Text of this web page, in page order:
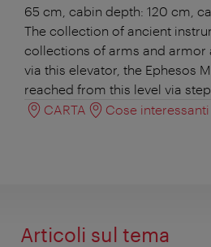
65 cm, cabin depth: 120 cm,
The collection of ancient
collections of arms and armor
via this elevator, the Ephesos
reached from this level via
CARTA
Cose
Articoli sul tema